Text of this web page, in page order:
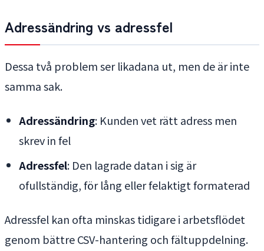
Adressändring vs adressfel
Dessa två problem ser likadana ut, men de är inte
samma sak.
Adressändring: Kunden vet rätt adress men
skrev in fel
Adressfel: Den lagrade datan i sig är
ofullständig, för lång eller felaktigt formaterad
Adressfel kan ofta minskas tidigare i arbetsflödet
genom bättre CSV-hantering och fältuppdelning.